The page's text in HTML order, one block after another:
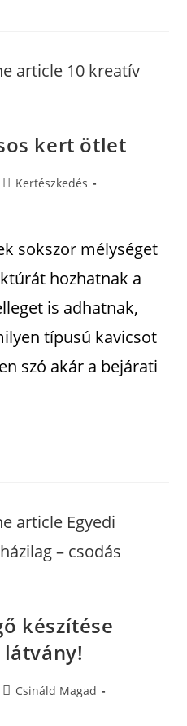
kert ötlet
Kertészkedés
sokszor mélységet
hozhatnak a
is adhatnak,
típusú kavicsot
szó akár a bejárati
készítése
látvány!
Csináld Magad